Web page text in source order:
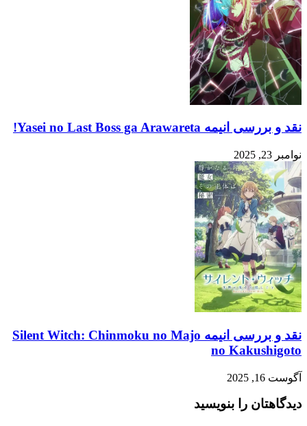
نقد و بررسی انیمه Yasei no Last Boss ga Arawareta!
نوامبر 23, 2025
نقد و بررسی انیمه Silent Witch: Chinmoku no Majo
no Kakushigoto
آگوست 16, 2025
دیدگاهتان را بنویسید